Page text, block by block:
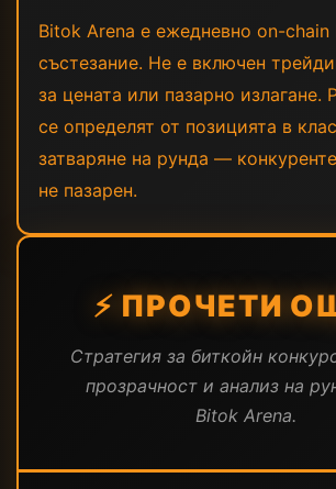
Bitok Arena е ежедневно on-chain
състезание. Не е включен
за цената или пазарно излагане.
се определят от позицията в
затваряне на рунда —
не пазарен.
⚡ ПРОЧЕТИ
Стратегия за биткойн
прозрачност и анализ на
Bitok Arena.